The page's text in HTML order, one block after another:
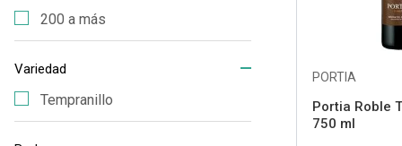
200 a más
Variedad
Tempranillo
PORTIA
Portia Roble
750 ml